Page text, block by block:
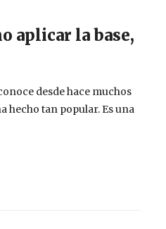
aplicar la base,
desde hace muchos
hecho tan popular. Es una